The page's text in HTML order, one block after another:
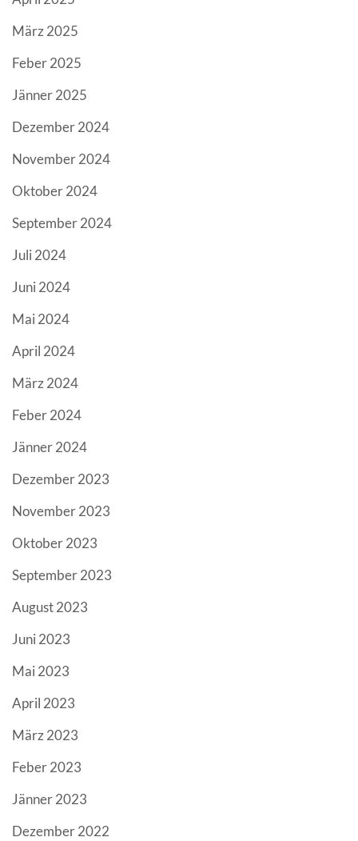
März 2025
Feber 2025
Jänner 2025
Dezember 2024
November 2024
Oktober 2024
September 2024
Juli 2024
Juni 2024
Mai 2024
April 2024
März 2024
Feber 2024
Jänner 2024
Dezember 2023
November 2023
Oktober 2023
September 2023
August 2023
Juni 2023
Mai 2023
April 2023
März 2023
Feber 2023
Jänner 2023
Dezember 2022